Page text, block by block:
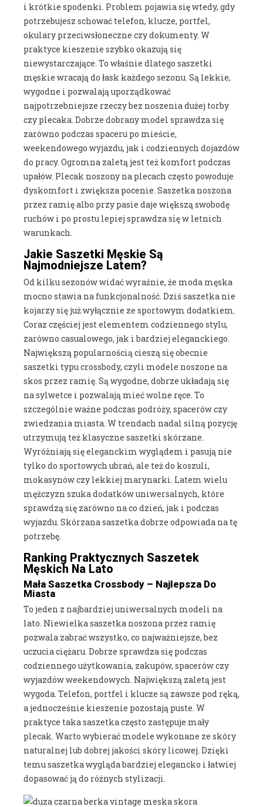
i krótkie spodenki. Problem pojawia się wtedy, gdy
potrzebujesz schować telefon, klucze, portfel,
okulary przeciwsłoneczne czy dokumenty. W
praktyce kieszenie szybko okazują się
niewystarczające. To właśnie dlatego saszetki
męskie wracają do łask każdego sezonu. Są lekkie,
wygodne i pozwalają uporządkować
najpotrzebniejsze rzeczy bez noszenia dużej torby
czy plecaka. Dobrze dobrany model sprawdza się
zarówno podczas spaceru po mieście,
weekendowego wyjazdu, jak i codziennych dojazdów
do pracy. Ogromna zaletą jest też komfort podczas
upałów. Plecak noszony na plecach często powoduje
dyskomfort i zwiększa pocenie. Saszetka noszona
przez ramię albo przy pasie daje większą swobodę
ruchów i po prostu lepiej sprawdza się w letnich
warunkach.
Jakie Saszetki Męskie Są
Najmodniejsze Latem?
Od kilku sezonów widać wyraźnie, że moda męska
mocno stawia na funkcjonalność. Dziś saszetka nie
kojarzy się już wyłącznie ze sportowym dodatkiem.
Coraz częściej jest elementem codziennego stylu,
zarówno casualowego, jak i bardziej eleganckiego.
Największą popularnością cieszą się obecnie
saszetki typu crossbody, czyli modele noszone na
skos przez ramię. Są wygodne, dobrze układają się
na sylwetce i pozwalają mieć wolne ręce. To
szczególnie ważne podczas podróży, spacerów czy
zwiedzania miasta. W trendach nadal silną pozycję
utrzymują też klasyczne saszetki skórzane.
Wyróżniają się eleganckim wyglądem i pasują nie
tylko do sportowych ubrań, ale też do koszuli,
mokasynów czy lekkiej marynarki. Latem wielu
mężczyzn szuka dodatków uniwersalnych, które
sprawdzą się zarówno na co dzień, jak i podczas
wyjazdu. Skórzana saszetka dobrze odpowiada na tę
potrzebę.
Ranking Praktycznych Saszetek
Męskich Na Lato
Mała Saszetka Crossbody – Najlepsza Do
Miasta
To jeden z najbardziej uniwersalnych modeli na
lato. Niewielka saszetka noszona przez ramię
pozwala zabrać wszystko, co najważniejsze, bez
uczucia ciężaru. Dobrze sprawdza się podczas
codziennego użytkowania, zakupów, spacerów czy
wyjazdów weekendowych. Największą zaletą jest
wygoda. Telefon, portfel i klucze są zawsze pod ręką,
a jednocześnie kieszenie pozostają puste. W
praktyce taka saszetka często zastępuje mały
plecak. Warto wybierać modele wykonane ze skóry
naturalnej lub dobrej jakości skóry licowej. Dzięki
temu saszetka wygląda bardziej elegancko i łatwiej
dopasować ją do różnych stylizacji.